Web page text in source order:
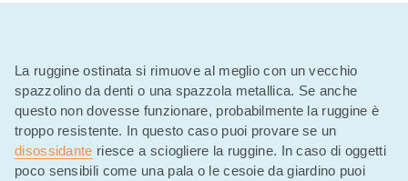
La ruggine ostinata si rimuove al meglio con un vecchio
spazzolino da denti o una spazzola metallica. Se anche
questo non dovesse funzionare, probabilmente la ruggine è
troppo resistente. In questo caso puoi provare se un
disossidante riesce a sciogliere la ruggine. In caso di oggetti
poco sensibili come una pala o le cesoie da giardino puoi